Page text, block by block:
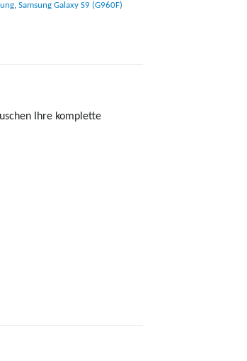
,Samsung Galaxy S9 (G960F)
Ihre komplette